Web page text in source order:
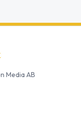
Media AB